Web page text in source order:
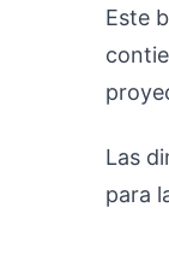
Este
Las
para